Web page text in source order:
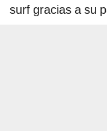
surf gracias a su